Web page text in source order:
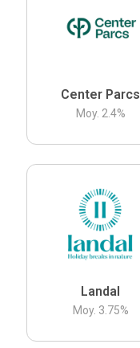
Center Parcs
Moy. 2.4%
Landal
Moy. 3.75%